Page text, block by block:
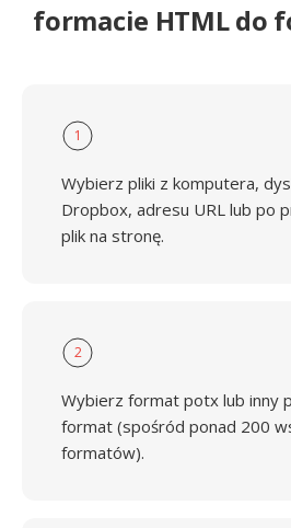
formacie HTML do
1
Wybierz pliki z komputera,
Dropbox, adresu URL lub po
plik na stronę.
2
Wybierz format potx lub inny
format (spośród ponad 200
formatów).